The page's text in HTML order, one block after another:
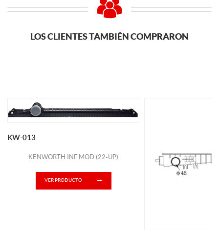
LOS CLIENTES TAMBIÉN COMPRARON
KW-013
KENWORTH INF MOD (22-UP)
VER PRODUCTO